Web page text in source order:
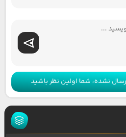
نشده، شما اولین نظر باشید